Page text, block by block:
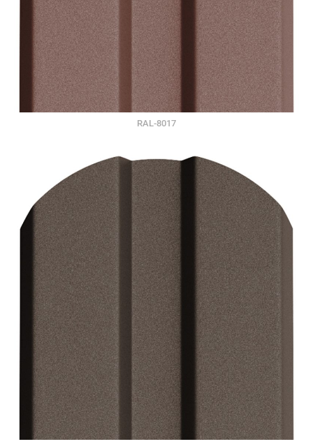
RAL-8017